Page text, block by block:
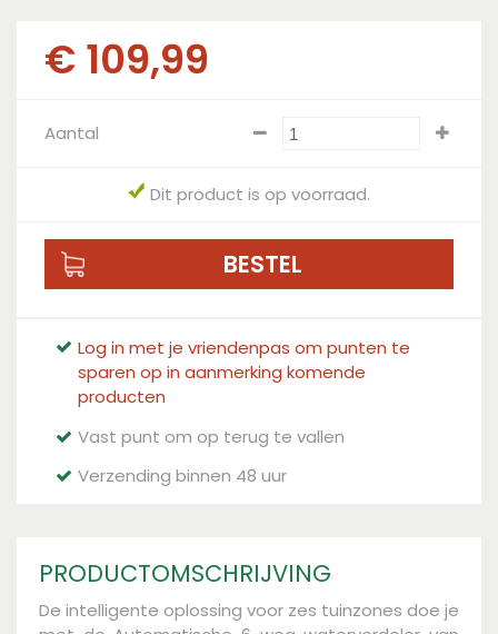
€109,99
Aantal
Dit product is op voorraad.
Log in met je vriendenpas om punten te
sparen op in aanmerking komende
producten
Vast punt om op terug te vallen
Verzending binnen 48 uur
PRODUCTOMSCHRIJVING
De intelligente oplossing voor zes tuinzones doe je